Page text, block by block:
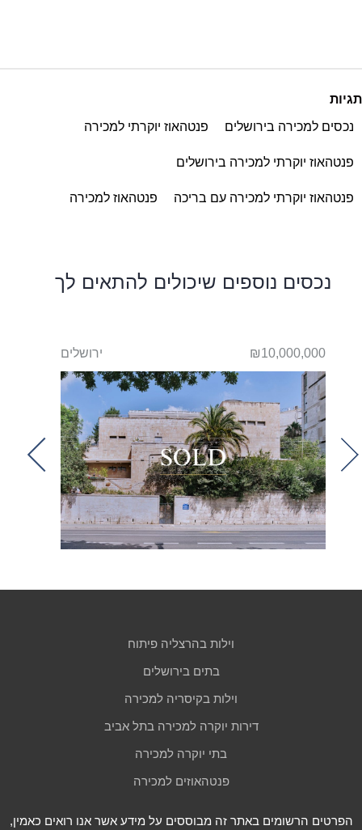
תגיות
נכסים למכירה בירושלים
פנטהאוז יוקרתי למכירה
פנטהאוז יוקרתי למכירה בירושלים
פנטהאוז יוקרתי למכירה עם בריכה פנטהאוז למכירה
נכסים נוספים שיכולים להתאים לך
₪10,000,000 ירושלים
וילות בהרצליה פיתוח
בתים בירושלים
וילות בקיסריה למכירה
דירות יוקרה למכירה בתל אביב
בתי יוקרה למכירה
פנטהאוזים למכירה
הפרטים הרשומים באתר זה מבוססים על מידע אשר אנו רואים כאמין,